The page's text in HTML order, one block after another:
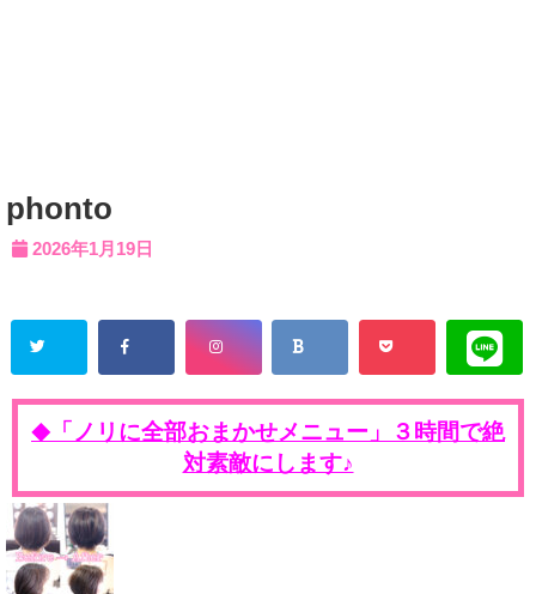
phonto
2026年1月19日
◆
「ノリに全部おまかせメニュー」３時間で絶
対素敵にします♪